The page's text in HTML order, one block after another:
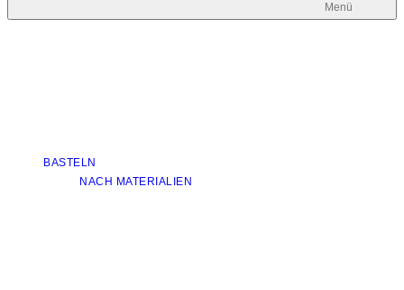
Menü
BASTELN
NACH MATERIALIEN